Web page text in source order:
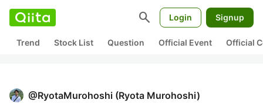
search Login Signup
Trend Stock List Question Official Event Official
@RyotaMurohoshi (Ryota Murohoshi)